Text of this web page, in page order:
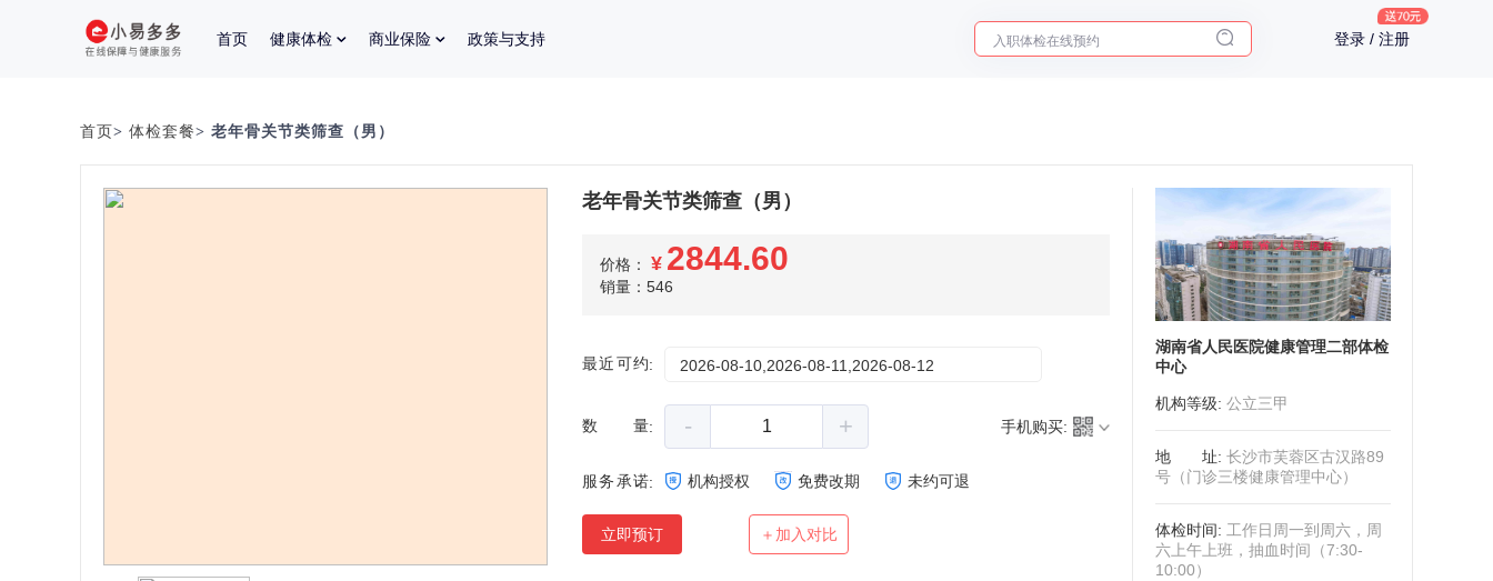
首页 健康体检 商业保险 政策与支持 入职体检在线预约 登录 / 注册
首页> 体检套餐> 老年骨关节类筛查（男）
老年骨关节类筛查（男）
价格： ¥ 2844.60
销量：546
最近可约: 2026-08-10,2026-08-11,2026-08-12
数量: - + 手机购买:
服务承诺: 机构授权 免费改期 未约可退
立即预订 ＋加入对比
湖南省人民医院健康管理二部体检
中心
机构等级: 公立三甲
地址: 长沙市芙蓉区古汉路89
号（门诊三楼健康管理中心）
体检时间: 工作日周一到周六，周
六上午上班，抽血时间（7:30-
10:00）